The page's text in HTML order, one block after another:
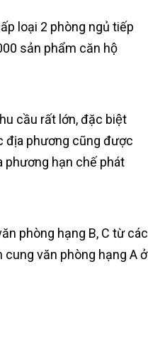
loại 2 phòng ngủ tiếp
sản phẩm căn hộ
cầu rất lớn, đặc biệt
địa phương cũng được
phương hạn chế phát
phòng hạng B, C từ các
văn phòng hạng A ở